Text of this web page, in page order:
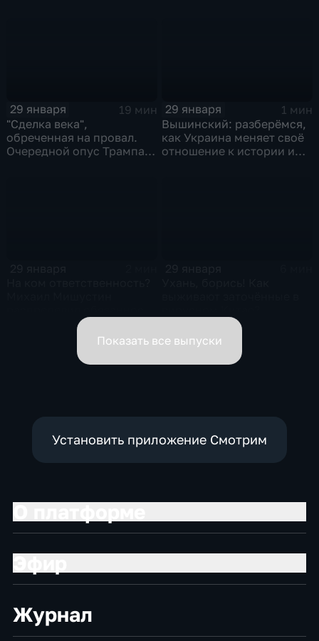
29 января
19 мин
"Сделка века",
обреченная на провал.
Очередной опус Трампа.
29 января
1 мин
Вышинский: разберёмся,
как Украина меняет своё
отношение к истории и
вице-премьеров
Показать все выпуски
Установить приложение Смотрим
Журнал